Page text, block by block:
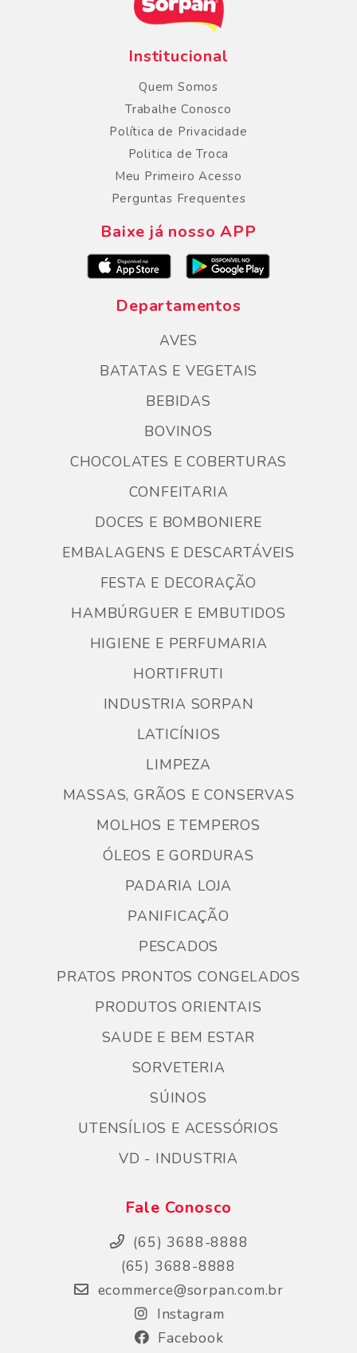
Institucional
Quem Somos
Trabalhe Conosco
Política de Privacidade
Politica de Troca
Meu Primeiro Acesso
Perguntas Frequentes
Baixe já nosso APP
Departamentos
AVES
BATATAS E VEGETAIS
BEBIDAS
BOVINOS
CHOCOLATES E COBERTURAS
CONFEITARIA
DOCES E BOMBONIERE
EMBALAGENS E DESCARTÁVEIS
FESTA E DECORAÇÃO
HAMBÚRGUER E EMBUTIDOS
HIGIENE E PERFUMARIA
HORTIFRUTI
INDUSTRIA SORPAN
LATICÍNIOS
LIMPEZA
MASSAS, GRÃOS E CONSERVAS
MOLHOS E TEMPEROS
ÓLEOS E GORDURAS
PADARIA LOJA
PANIFICAÇÃO
PESCADOS
PRATOS PRONTOS CONGELADOS
PRODUTOS ORIENTAIS
SAUDE E BEM ESTAR
SORVETERIA
SÚINOS
UTENSÍLIOS E ACESSÓRIOS
VD - INDUSTRIA
Fale Conosco
(65) 3688-8888
(65) 3688-8888
ecommerce@sorpan.com.br
Instagram
Facebook